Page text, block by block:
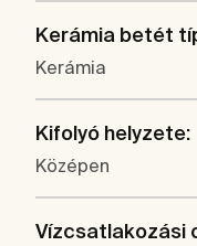
Kerámia betét
Kerámia
Kifolyó helyzete:
Középen
Vízcsatlakozási